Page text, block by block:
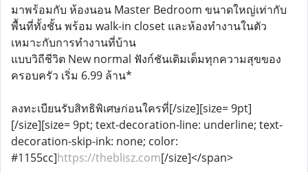
มาพร้อมกับ ห้องนอน Master Bedroom ขนาดใหญ่เท่ากับ
พื้นที่ทั้งชั้น พร้อม walk-in closet และห้องทํางานในตัว
เหมาะกับการทำงานที่บ้าน
แบบวิถีชีวิต New normal ฟังก์ชันเติมเต็มทุกความสุขของ
ครอบครัว เริ่ม 6.99 ล้าน*
ลงทะเบียนรับสิทธิพิเศษก่อนใครที่[/size][size= 9pt]
[/size][size= 9pt; text-decoration-line: underline; text-
decoration-skip-ink: none; color:
#1155cc]https://theblisz.com[/size]</span>